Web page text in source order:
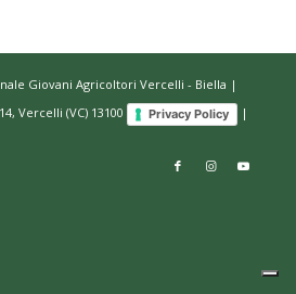
Giovani Agricoltori Vercelli - Biella |
Vercelli (VC) 13100
Privacy Policy |